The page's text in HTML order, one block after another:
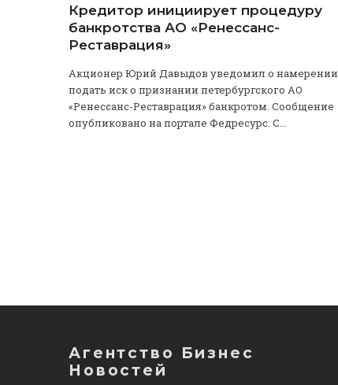
Кредитор инициирует процедуру
банкротства АО «Ренессанс-
Реставрация»
Акционер Юрий Давыдов уведомил о намерении
подать иск о признании петербургского АО
«Ренессанс-Реставрация» банкротом. Сообщение
опубликовано на портале Федресурс. С...
Агентство Бизнес
Новостей